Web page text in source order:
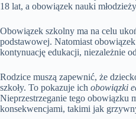
18 lat, a obowiązek nauki
Obowiązek szkolny ma na celu
podstawowej. Natomiast
kontynuację edukacji, niezależnie
Rodzice muszą zapewnić, że
szkoły. To pokazuje ich obowiązki
Nieprzestrzeganie tego obowiązku
konsekwencjami, takimi jak